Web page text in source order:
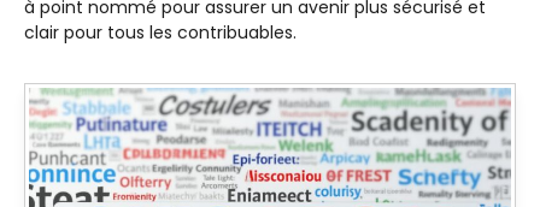
à point nommé pour assurer un avenir plus sécurisé et
clair pour tous les contribuables.